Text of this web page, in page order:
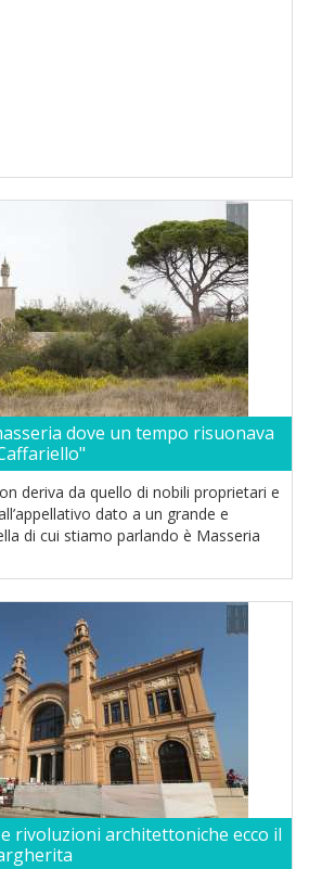
dove un tempo risuonava
deriva da quello di nobili proprietari e
dato a un grande e
di cui stiamo parlando è Masseria
rivoluzioni architettoniche ecco il